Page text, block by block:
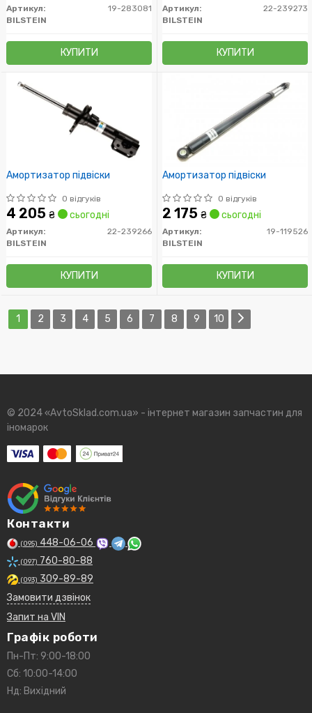
Артикул:
19-283081
BILSTEIN
КУПИТИ
Артикул:
22-239273
BILSTEIN
КУПИТИ
Амортизатор підвіски
0 відгуків
4 205 ₴ сьогодні
Артикул:
22-239266
BILSTEIN
КУПИТИ
Амортизатор підвіски
0 відгуків
2 175 ₴ сьогодні
Артикул:
19-119526
BILSTEIN
КУПИТИ
1 2 3 4 5 6 7 8 9 10
© 2024 «AvtoSklad.com.ua» - інтернет магазин запчастин для
іномарок
Контакти
(095) 448-06-06
(097) 760-80-88
(093) 309-89-89
Замовити дзвінок
Запит на VIN
Графік роботи
Пн-Пт: 9:00-18:00
Сб: 10:00-14:00
Нд: Вихідний